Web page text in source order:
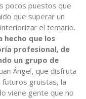
pocos puestos que
que superar un
el temario.
hecho que los
profesional, de
un grupo de
Ángel, que disfruta
gruistas, la
viene gente que no